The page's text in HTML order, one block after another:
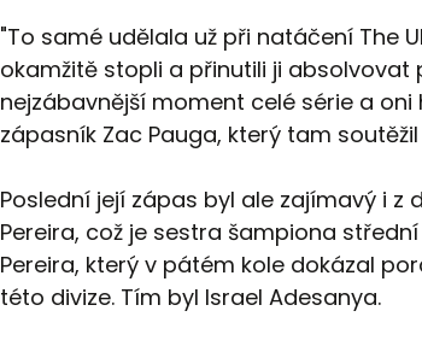
"To samé udělala už při natáčení The
okamžitě stopli a přinutili ji absolvovat
nejzábavnější moment celé série a
zápasník Zac Pauga, který tam
Poslední její zápas byl ale zajímavý i z
Pereira, což je sestra šampiona
Pereira, který v pátém kole dokázal
této divize. Tím byl Israel Adesanya.